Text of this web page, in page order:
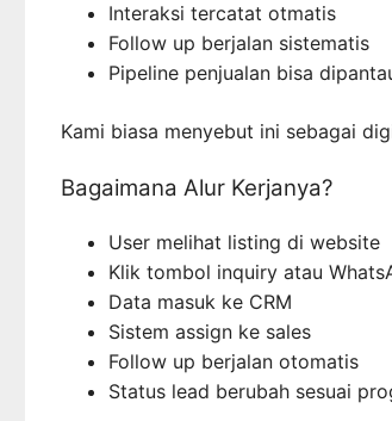
Interaksi tercatat otmatis
Follow up berjalan sistematis
Pipeline penjualan bisa
Kami biasa menyebut ini sebagai
Bagaimana Alur Kerjanya?
User melihat listing di website
Klik tombol inquiry atau
Data masuk ke CRM
Sistem assign ke sales
Follow up berjalan otomatis
Status lead berubah sesuai